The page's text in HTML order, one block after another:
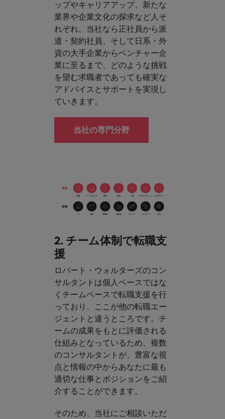
ップやキャリアアップ、新たな
業界や企業文化の探求など人そ
れぞれ。当社なら正社員から派
遣・契約社員、そして日系・外
資の大手企業からベンチャー企
業に至るまで、どのような挑戦
を望む求職者であっても確実な
アドバイスとサポートを実現し
ていきます。
当社の専門分野
2. チーム体制で転職支
援
ロバート・ウォルターズのコン
サルタントは個人ベースではな
くチームベースで転職支援を行
っており、ここが他の転職エー
ジェントと違うところです。チ
ームの成果をもとに評価される
仕組みとなっているため、複数
のコンサルタントが、豊富な視
点と情報の中からあなたに最も
適切な仕事とポジションをご紹
介することができます。​
そのため、当社にご相談いただ